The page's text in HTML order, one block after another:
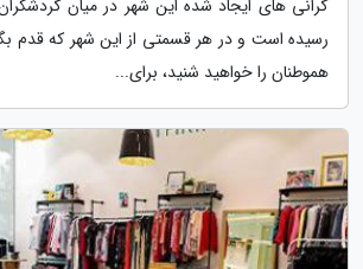
گرانی های ایجاد شده این شهر در میان
رسیده است و در هر قسمتی از این شهر که قدم
هموطنان را خواهید شنید، برای...